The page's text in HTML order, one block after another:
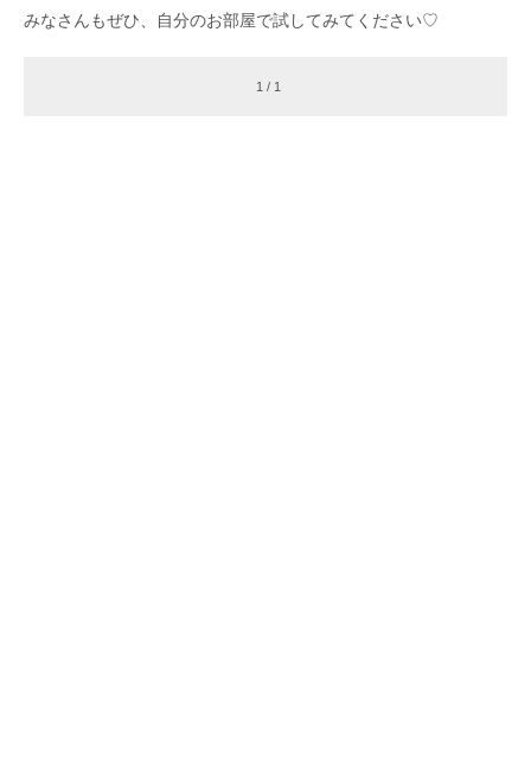
みなさんもぜひ、自分のお部屋で試してみてください♡
1 / 1